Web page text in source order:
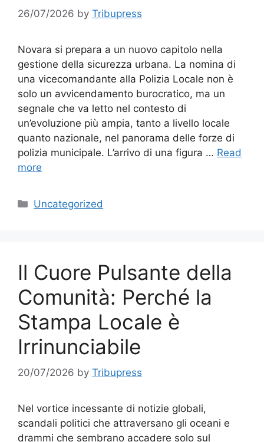
26/07/2026 by Tribupress
Novara si prepara a un nuovo capitolo nella
gestione della sicurezza urbana. La nomina di
una vicecomandante alla Polizia Locale non è
solo un avvicendamento burocratico, ma un
segnale che va letto nel contesto di
un’evoluzione più ampia, tanto a livello locale
quanto nazionale, nel panorama delle forze di
polizia municipale. L’arrivo di una figura … Read
more
Categories
Uncategorized
Il Cuore Pulsante della
Comunità: Perché la
Stampa Locale è
Irrinunciabile
20/07/2026 by Tribupress
Nel vortice incessante di notizie globali,
scandali politici che attraversano gli oceani e
drammi che sembrano accadere solo sul